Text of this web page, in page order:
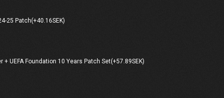
25 Patch(+40.16SEK)
+ UEFA Foundation 10 Years Patch Set(+57.89SEK)